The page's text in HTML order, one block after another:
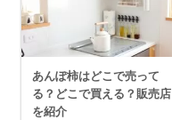
あんぽ柿はどこで売って
る？どこで買える？販売店
を紹介